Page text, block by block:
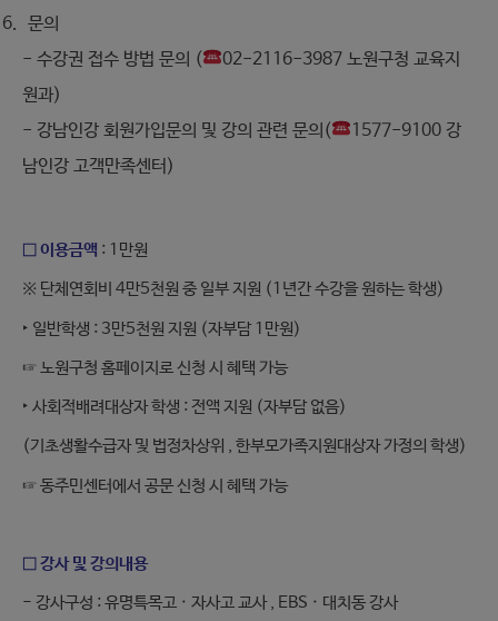
문의
- 수강권 접수 방법 문의 (
02-2116-3987 노원구청 교육지
원과)
- 강남인강 회원가입문의 및 강의 관련 문의(
1577-9100 강
남인강 고객만족센터)
□ 이용금액 : 1만원
※ 단체연회비 4만5천원 중 일부 지원 (1년간 수강을 원하는 학생)
‣ 일반학생 : 3만5천원 지원 (자부담 1만원)
☞ 노원구청 홈페이지로 신청 시 혜택 가능
‣ 사회적배려대상자 학생 : 전액 지원 (자부담 없음)
(기초생활수급자 및 법정차상위 , 한부모가족지원대상자 가정의 학생)
☞ 동주민센터에서 공문 신청 시 혜택 가능
□ 강사 및 강의내용
- 강사구성 : 유명특목고 · 자사고 교사 , EBS · 대치동 강사